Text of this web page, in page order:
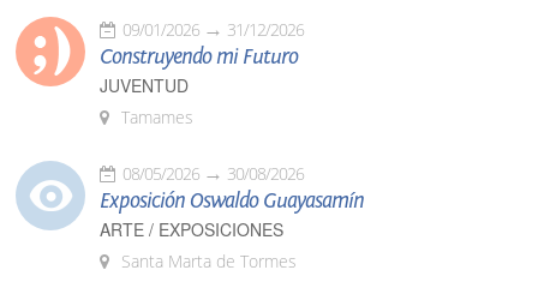
09/01/2026 31/12/2026
Construyendo mi Futuro
JUVENTUD
Tamames
08/05/2026 30/08/2026
Exposición Oswaldo Guayasamín
ARTE / EXPOSICIONES
Santa Marta de Tormes